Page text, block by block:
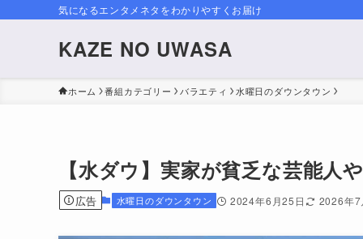
気になるエンタメネタをわかりやすくお届け
KAZE NO UWASA
ホーム 番組カテゴリー バラエティ 水曜日のダウンタウン
【水ダウ】実家が貧乏な芸能
広告 水曜日のダウンタウン 2024年6月25日 2026年